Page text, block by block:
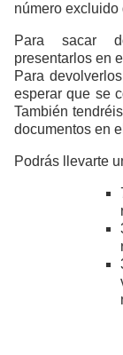
número excluido
Para sacar
presentarlos en
Para
esperar que se
También
documentos en
Podrás llevarte